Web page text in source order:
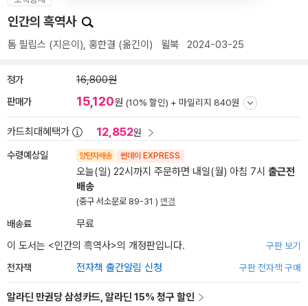
인간의 흑역사
톰 필립스 (지은이), 홍한결 (옮긴이) 윌북 2024-03-25
정가 16,800원
판매가 15,120원 (10% 할인) + 마일리지 840원
카드최대혜택가 12,852원
수령예상일 양탄자배송 썬데이 EXPRESS
오늘(일) 22시까지 주문하면 내일(월) 아침 7시 출근전
배송
(중구 서소문로 89-31 ) 변경
배송료
무료
이 도서는 <인간의 흑역사>의 개정판입니다. 구판 보기
전자책 전자책 출간알림 신청 구판 전자책 구매
알라딘 만권당 삼성카드, 알라딘 15% 청구 할인